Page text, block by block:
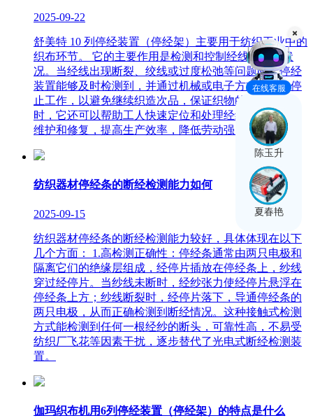
2025-09-22
舒美特 10 列停经装置（停经架）主要用于纺织工业中的
织布环节。 它的主要作用是检测和控制经线的运行状
况。当经线出现断裂、绞线或过度松弛等问题时，停经
装置能够及时检测到，并通过机械或电子方式使织机停
止工作，以避免继续织造次品，保证织物的质量。同
时，它还可以帮助工人快速定位和处理经线问题，方便
维护和修复，提高生产效率，降低劳动强度。
纺织器材停经条的断经检测能力如何
2025-09-15
纺织器材停经条的断经检测能力较好，具体体现在以下
几个方面： 1.高检测正确性：停经条通常由两只电极和
隔离它们的绝缘层组成，经停片插放在停经条上，纱线
穿过经停片。当纱线未断时，经纱张力使经停片悬浮在
停经条上方；纱线断裂时，经停片落下，导通停经条的
两只电极，从而正确检测到断经情况。这种接触式检测
方式能检测到任何一根经纱的断头，可靠性高，不易受
纺织厂飞花等因素干扰，逐步替代了光电式断经检测装
置。
伽玛织布机用6列停经装置（停经架）的特点是什么
在线客服
陈玉升
夏春艳